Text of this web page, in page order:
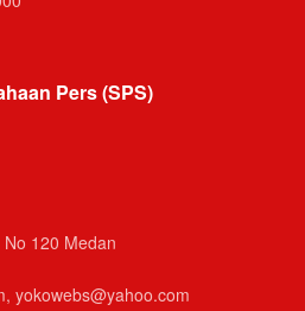
Pers (SPS)
120 Medan
yokowebs@yahoo.com